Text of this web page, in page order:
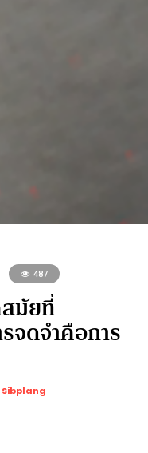
487
มัยที่
จดจำคือการ